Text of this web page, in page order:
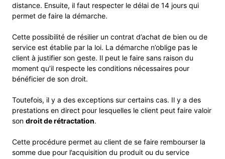
distance. Ensuite, il faut respecter le délai de 14 jours qui
permet de faire la démarche.
Cette possibilité de résilier un contrat d’achat de bien ou de
service est établie par la loi. La démarche n’oblige pas le
client à justifier son geste. Il peut le faire sans raison du
moment qu’il respecte les conditions nécessaires pour
bénéficier de son droit.
Toutefois, il y a des exceptions sur certains cas. Il y a des
prestations en direct pour lesquelles le client peut faire valoir
son droit de rétractation.
Cette procédure permet au client de se faire rembourser la
somme due pour l’acquisition du produit ou du service